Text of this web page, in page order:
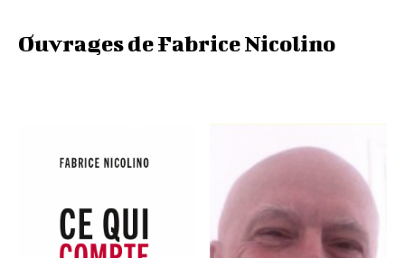
Ouvrages de Fabrice Nicolino